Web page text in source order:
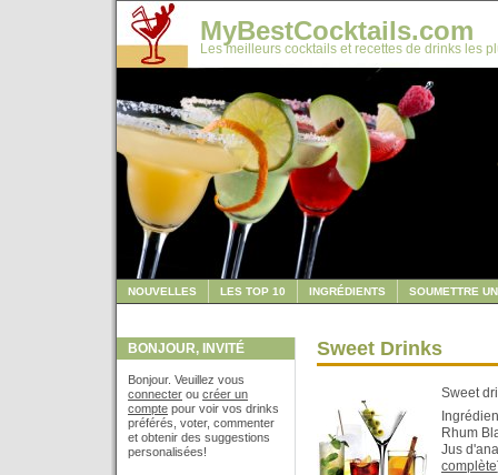
MyBestCocktails.com
Les meilleurs cocktails et recettes de drinks les
NOUVELLES LES TOP 10 INGRÉDIENTS SOUMETTRE
BONJOUR, INVITÉ
Bonjour. Veuillez vous
connecter ou créer un
compte pour voir vos drinks
préférés, voter, commenter
et obtenir des suggestions
personalisées!
Sweet Drinks
Sweet
Rhum
Jus
complète